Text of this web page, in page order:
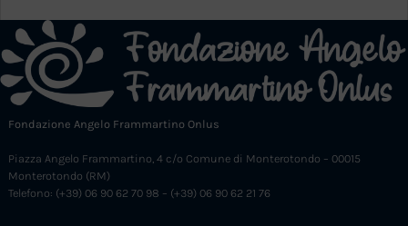
Fondazione Angelo Frammartino Onlus
Piazza Angelo Frammartino, 4 c/o Comune di Monterotondo – 00015
Monterotondo (RM)
Telefono: (+39) 06 90 62 70 98 – (+39) 06 90 62 21 76